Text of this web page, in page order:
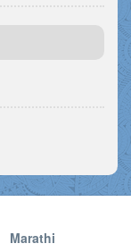
Marathi